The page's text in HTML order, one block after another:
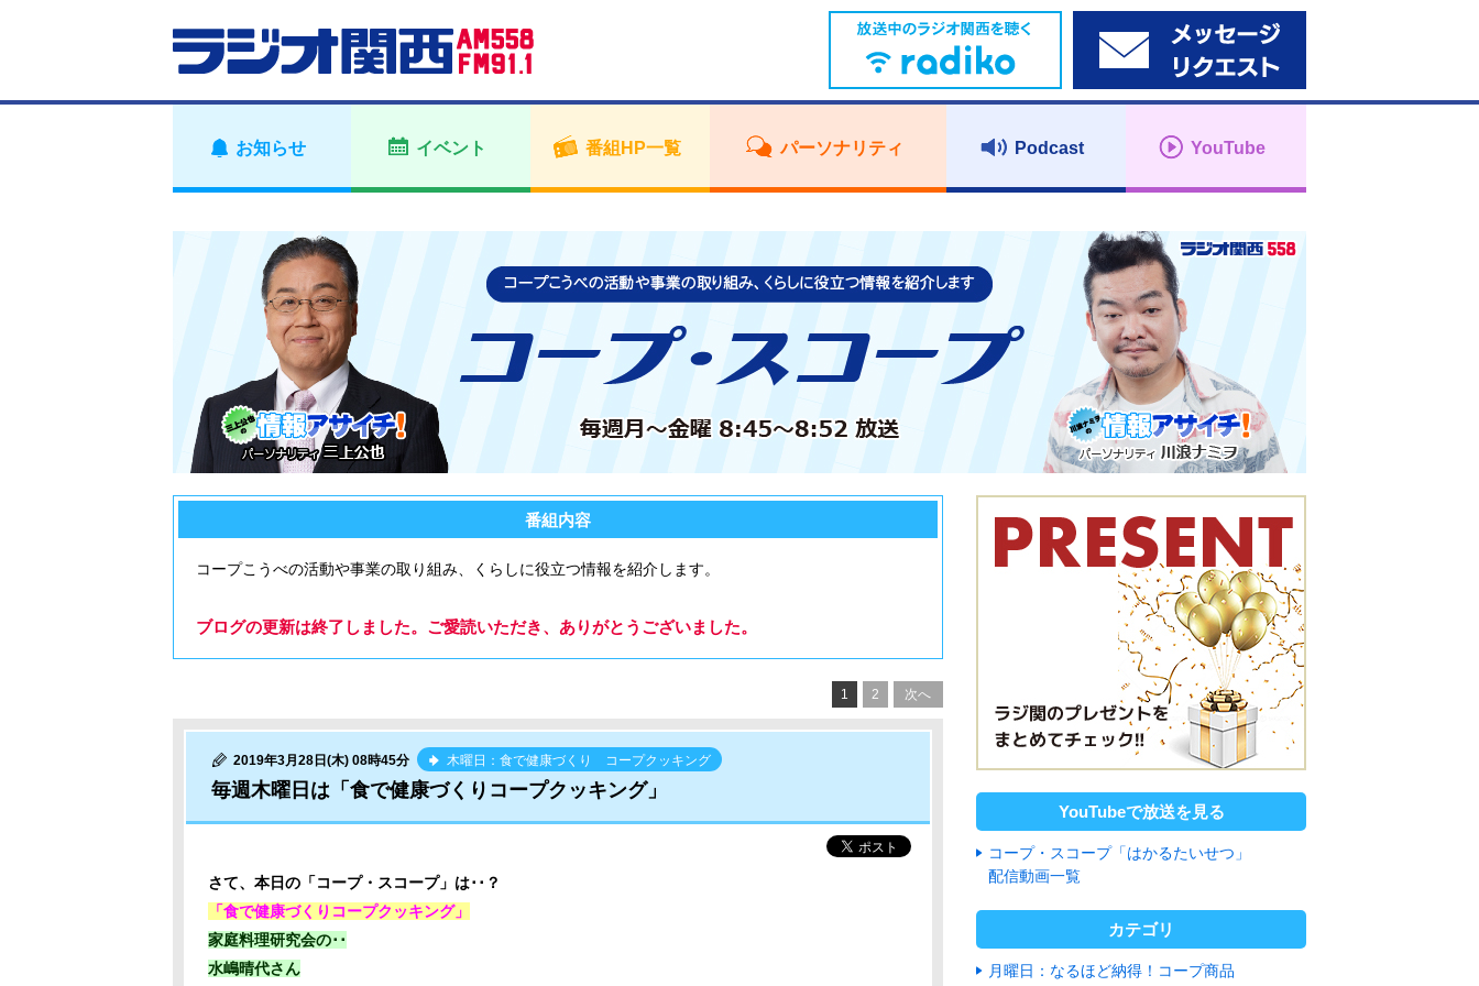
お知らせ イベント 番組HP一覧 パーソナリティ Podcast YouTube
番組内容
コープこうべの活動や事業の取り組み、くらしに役立つ情報を紹介します。
ブログの更新は終了しました。ご愛読いただき、ありがとうございました。
1 2 次へ
2019年3月28日(木) 08時45分 木曜日：食で健康づくり コープクッキング
毎週木曜日は「食で健康づくりコープクッキング」
さて、本日の「コープ・スコープ」は･･？
「食で健康づくりコープクッキング」
家庭料理研究会の･･
水嶋晴代さん
YouTubeで放送を見る
コープ・スコープ「はかるたいせつ」
配信動画一覧
カテゴリ
月曜日：なるほど納得！コープ商品